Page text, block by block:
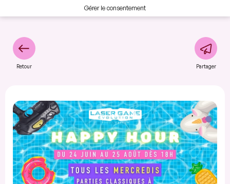
Gérer le consentement
Retour Partager